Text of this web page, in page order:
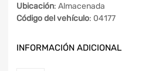
Ubicación: Almacenada
Código del vehículo: 04177
INFORMACIÓN ADICIONAL